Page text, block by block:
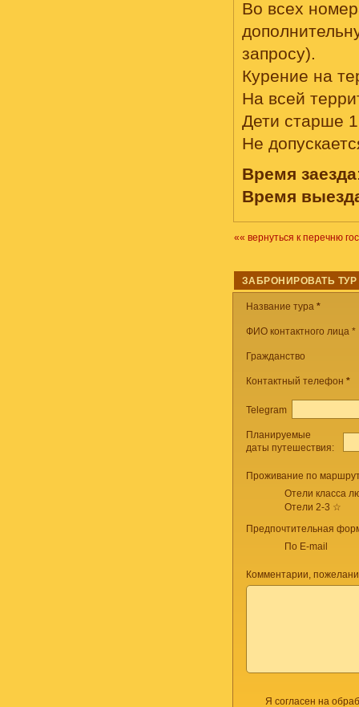
Во всех
запросу).
Курение на
На всей
Дети старше
Не
Время заезда
Время
«« вернуться к перечню
ЗАБРОНИРОВАТЬ ТУР
Название тура *
ФИО контактного лица *
Гражданство
Контактный телефон *
Telegram
Планируемые
даты путешествия:
Проживание по
Отели класса
Отели 2-3 ☆
Предпочтительная
По E-mail
Комментарии,
Я согласен на